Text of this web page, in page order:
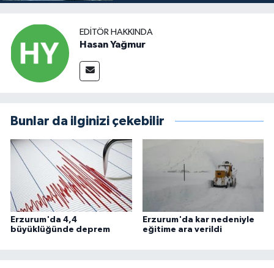
EDITÖR HAKKINDA
Hasan Yağmur
Bunlar da ilginizi çekebilir
Erzurum'da 4,4
büyüklüğünde deprem
Erzurum'da kar nedeniyle
eğitime ara verildi